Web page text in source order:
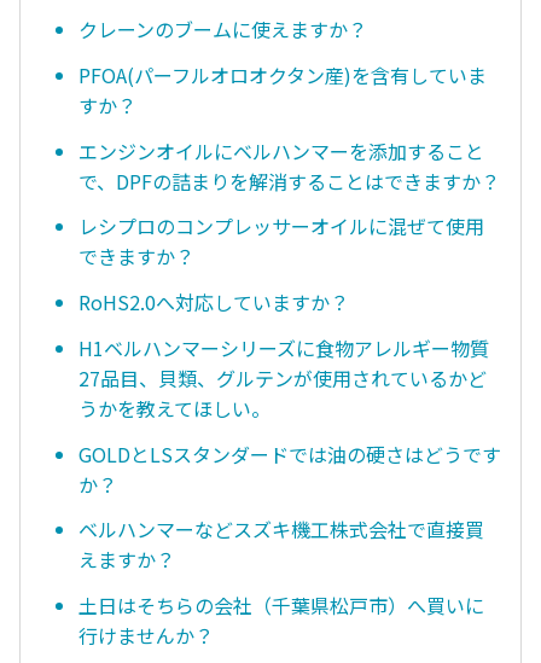
クレーンのブームに使えますか？
PFOA(パーフルオロオクタン産)を含有していま
すか？
エンジンオイルにベルハンマーを添加すること
で、DPFの詰まりを解消することはできますか？
レシプロのコンプレッサーオイルに混ぜて使用
できますか？
RoHS2.0へ対応していますか？
H1ベルハンマーシリーズに食物アレルギー物質
27品目、貝類、グルテンが使用されているかど
うかを教えてほしい。
GOLDとLSスタンダードでは油の硬さはどうです
か？
ベルハンマーなどスズキ機工株式会社で直接買
えますか？
土日はそちらの会社（千葉県松戸市）へ買いに
行けませんか？